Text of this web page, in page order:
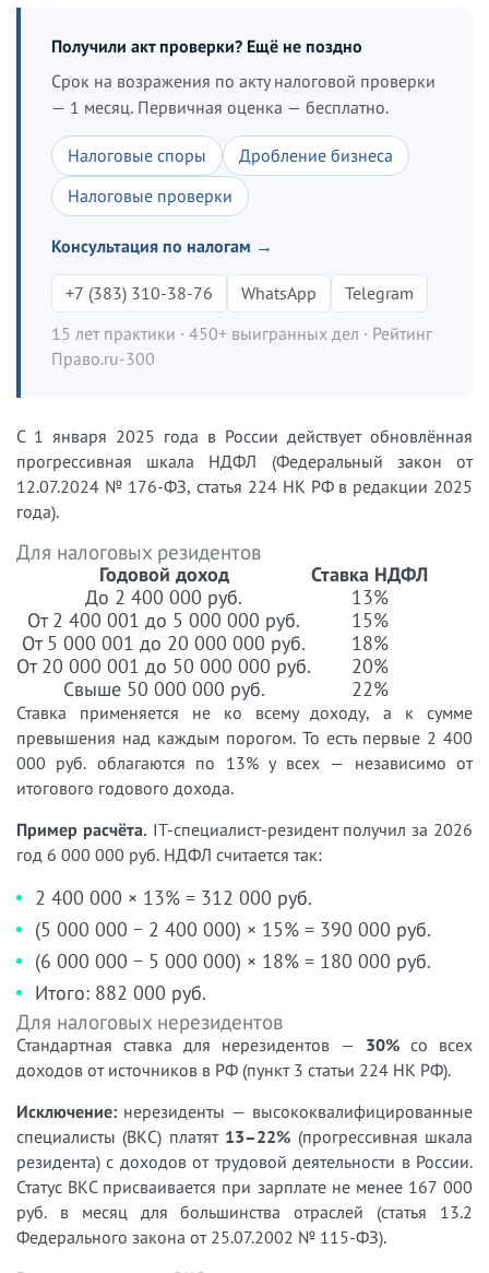
Получили акт проверки? Ещё не поздно
Срок на возражения по акту налоговой проверки
— 1 месяц. Первичная оценка — бесплатно.
Налоговые споры
Дробление бизнеса
Налоговые проверки
Консультация по налогам →
+7 (383) 310-38-76 WhatsApp
Telegram
15 лет практики · 450+ выигранных дел · Рейтинг
Право.ru-300
С 1 января 2025 года в России действует обновлённая
прогрессивная шкала НДФЛ (Федеральный закон от
12.07.2024 № 176-ФЗ, статья 224 НК РФ в редакции 2025
года).
Для налоговых резидентов
Годовой доход
Ставка НДФЛ
До 2 400 000 руб.
13%
От 2 400 001 до 5 000 000 руб.
15%
От 5 000 001 до 20 000 000 руб.
18%
От 20 000 001 до 50 000 000 руб.
20%
Свыше 50 000 000 руб.
22%
Ставка применяется не ко всему доходу, а к сумме
превышения над каждым порогом. То есть первые 2 400
000 руб. облагаются по 13% у всех — независимо от
итогового годового дохода.
Пример расчёта. IT-специалист-резидент получил за 2026
год 6 000 000 руб. НДФЛ считается так:
2 400 000 × 13% = 312 000 руб.
(5 000 000 − 2 400 000) × 15% = 390 000 руб.
(6 000 000 − 5 000 000) × 18% = 180 000 руб.
Итого: 882 000 руб.
Для налоговых нерезидентов
Стандартная ставка для нерезидентов — 30% со всех
доходов от источников в РФ (пункт 3 статьи 224 НК РФ).
Исключение: нерезиденты — высококвалифицированные
специалисты (ВКС) платят 13–22% (прогрессивная шкала
резидента) с доходов от трудовой деятельности в России.
Статус ВКС присваивается при зарплате не менее 167 000
руб. в месяц для большинства отраслей (статья 13.2
Федерального закона от 25.07.2002 № 115-ФЗ).